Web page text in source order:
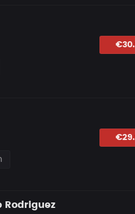
Rodriguez